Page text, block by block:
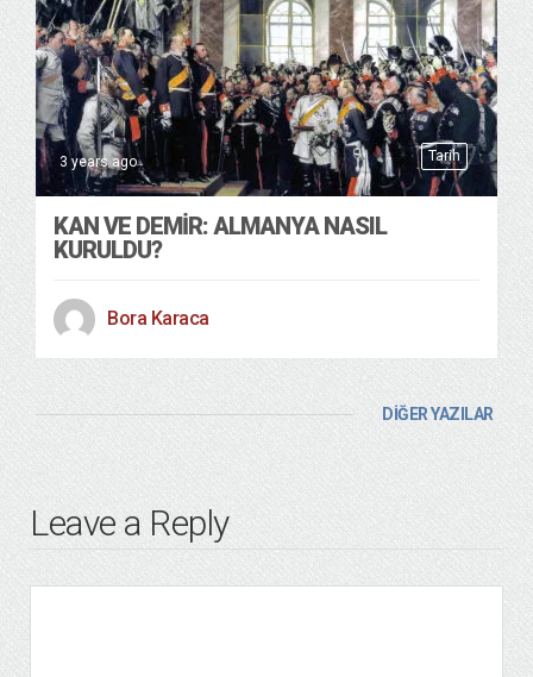
Tarih
3 years ago
KAN VE DEMIR: ALMANYA NASIL
KURULDU?
Bora Karaca
DİĞER YAZILAR
Leave a Reply